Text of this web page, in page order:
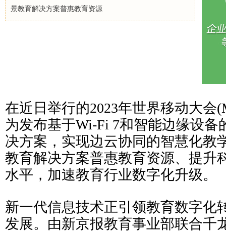
景教育解决方案普惠教育资源
在近日举行的2023年世界移动大会
为发布基于Wi-Fi 7和智能边缘设备
决方案，实现边云协同的智慧化教
教育解决方案普惠教育资源、提升
水平，加速教育行业数字化升级。
新一代信息技术正引领教育数字化
发展。由新京报教育事业部联合千